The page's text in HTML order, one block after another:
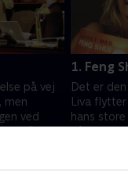
på vej
men
ved
så han
1. Feng
Det er
Liva flytter
hans store
påtænker
lade
17.